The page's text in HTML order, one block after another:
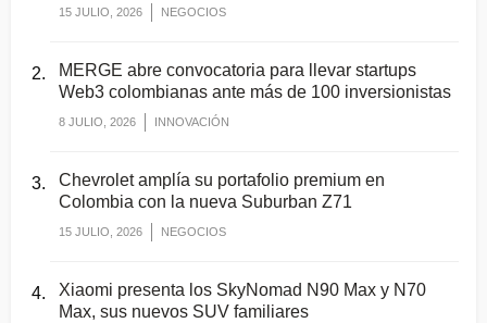
15 JULIO, 2026 NEGOCIOS
MERGE abre convocatoria para llevar startups
Web3 colombianas ante más de 100 inversionistas
8 JULIO, 2026 INNOVACIÓN
Chevrolet amplía su portafolio premium en
Colombia con la nueva Suburban Z71
15 JULIO, 2026 NEGOCIOS
Xiaomi presenta los SkyNomad N90 Max y N70
Max, sus nuevos SUV familiares